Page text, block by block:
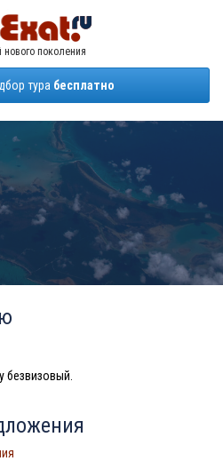
поколения
тура бесплатно
безвизовый.